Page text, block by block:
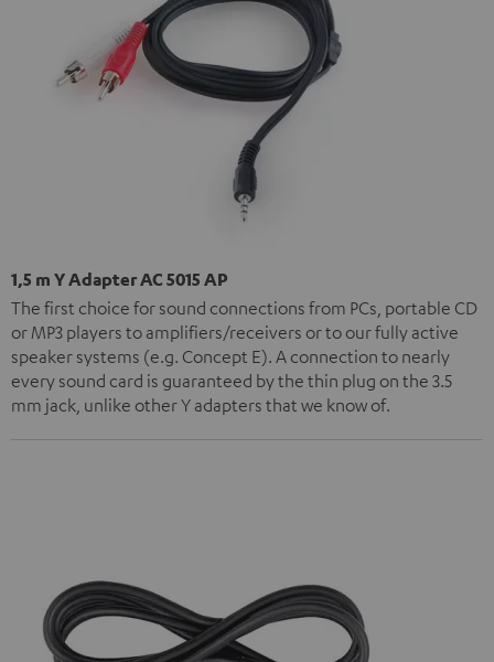
1,5 m Y Adapter AC 5015 AP
The first choice for sound connections from PCs, portable CD
or MP3 players to amplifiers/receivers or to our fully active
speaker systems (e.g. Concept E). A connection to nearly
every sound card is guaranteed by the thin plug on the 3.5
mm jack, unlike other Y adapters that we know of.